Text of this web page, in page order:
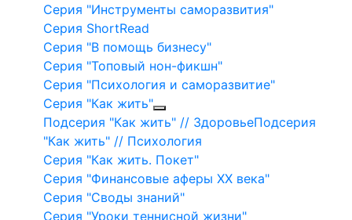
Серия "Инструменты саморазвития"
Серия ShortRead
Серия "В помощь бизнесу"
Серия "Топовый нон-фикшн"
Серия "Психология и саморазвитие"
Серия "Как жить"
Подсерия "Как жить" // ЗдоровьеПодсерия
"Как жить" // Психология
Серия "Как жить. Покет"
Серия "Финансовые аферы XX века"
Серия "Своды знаний"
Серия "Уроки теннисной жизни"